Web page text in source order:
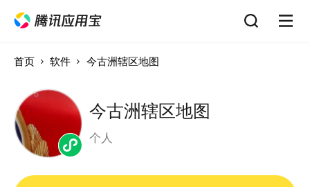
首页 软件 今古洲辖区地图
今古洲辖区地图
个人